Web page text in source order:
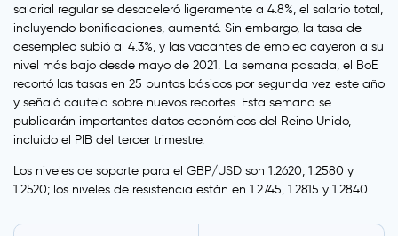
salarial regular se desaceleró ligeramente a 4.8%, el salario total,
incluyendo bonificaciones, aumentó. Sin embargo, la tasa de
desempleo subió al 4.3%, y las vacantes de empleo cayeron a su
nivel más bajo desde mayo de 2021. La semana pasada, el BoE
recortó las tasas en 25 puntos básicos por segunda vez este año
y señaló cautela sobre nuevos recortes. Esta semana se
publicarán importantes datos económicos del Reino Unido,
incluido el PIB del tercer trimestre.
Los niveles de soporte para el GBP/USD son 1.2620, 1.2580 y
1.2520; los niveles de resistencia están en 1.2745, 1.2815 y 1.2840